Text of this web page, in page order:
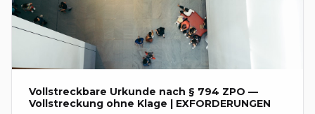
Vollstreckbare Urkunde nach § 794 ZPO —
Vollstreckung ohne Klage | EXFORDERUNGEN